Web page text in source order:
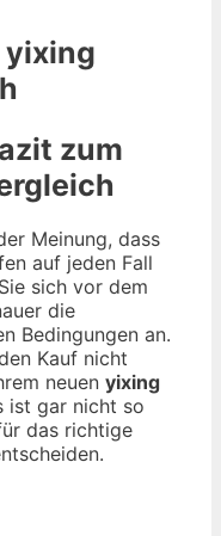
yixing
zum
Meinung, dass
auf jeden Fall
sich vor dem
die
Bedingungen an.
Kauf nicht
neuen yixing
ist gar nicht so
das richtige